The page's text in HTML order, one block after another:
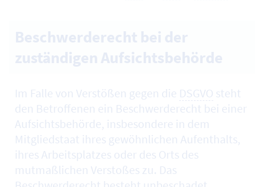
Im Falle von Verstößen gegen die DSGVO steht
den Betroffenen ein Beschwerderecht bei einer
Aufsichtsbehörde, insbesondere in dem
Mitgliedstaat ihres gewöhnlichen Aufenthalts,
ihres Arbeitsplatzes oder des Orts des
mutmaßlichen Verstoßes zu. Das